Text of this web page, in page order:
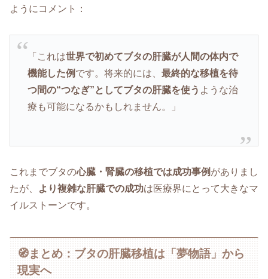
ようにコメント：
「これは世界で初めてブタの肝臓が人間の体内で
機能した例 です。将来的には、 最終的な移植を待
つ間の“つなぎ”としてブタの肝臓を使う ような治
療も可能になるかもしれません。」
これまでブタの心臓・腎臓の移植では成功事例 がありまし
たが、
より複雑な肝臓での成功は医療界にとって大きなマ
イルストーンです。
🧭まとめ：ブタの肝臓移植は「夢物語」から
現実へ